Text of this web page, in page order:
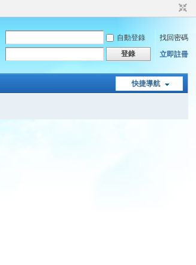
自動登錄
找回密碼
登錄 立即註冊
快捷導航